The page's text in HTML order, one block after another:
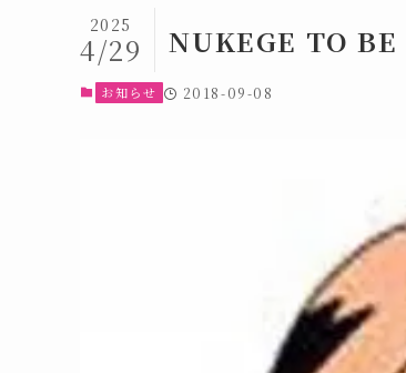
NUKEGE TO
2025
4/29
お知らせ 2018-09-08